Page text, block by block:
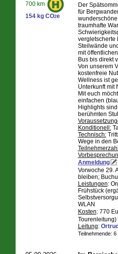
700 km
154 kg CO2e
Der
für
traumhafte
vergletscherte
Steilwände
mit
Bus bis direkt
Von unserem
kostenfreie
Wellness ist
Unterkunft mit
Mit euch
einfachen
Highlights
berühmten
Konditionell:
Technisch:
Wege in den
Anmeldung
Vorwoche 29.
bleiben;
Leistungen:
Frühstück
WLAN
Kosten: 770
Tourenleitung)
Leitung:
Teilnehmende: